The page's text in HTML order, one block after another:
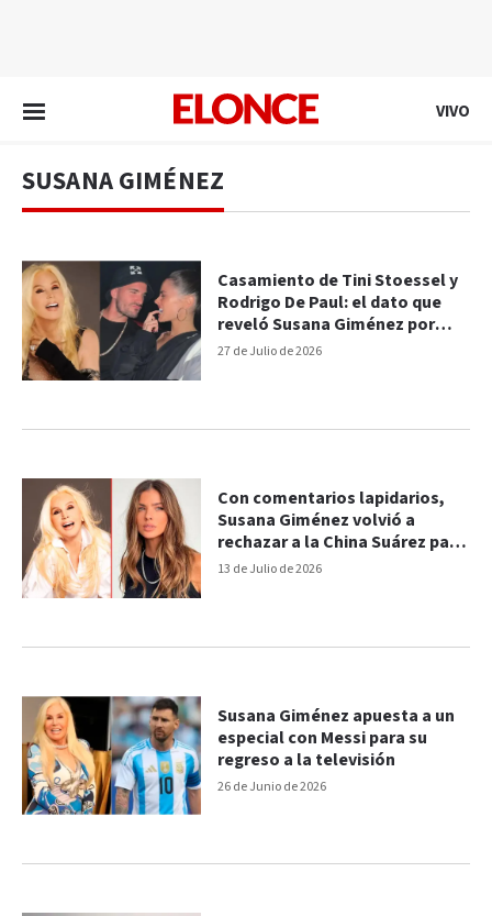
VIVO
SUSANA GIMÉNEZ
27 de Julio de 2026
Casamiento de Tini Stoessel y
Rodrigo De Paul: el dato que
reveló Susana Giménez por
error
13 de Julio de 2026
Con comentarios lapidarios,
Susana Giménez volvió a
rechazar a la China Suárez para
interpretarla en su biopic
26 de Junio de 2026
Susana Giménez apuesta a un
especial con Messi para su
regreso a la televisión